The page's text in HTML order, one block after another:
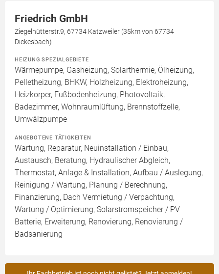
Friedrich GmbH
Ziegelhütterstr.9, 67734 Katzweiler (35km von 67734
Dickesbach)
HEIZUNG SPEZIALGEBIETE
Wärmepumpe, Gasheizung, Solarthermie, Ölheizung,
Pelletheizung, BHKW, Holzheizung, Elektroheizung,
Heizkörper, Fußbodenheizung, Photovoltaik,
Badezimmer, Wohnraumlüftung, Brennstoffzelle,
Umwälzpumpe
ANGEBOTENE TÄTIGKEITEN
Wartung, Reparatur, Neuinstallation / Einbau,
Austausch, Beratung, Hydraulischer Abgleich,
Thermostat, Anlage & Installation, Aufbau / Auslegung,
Reinigung / Wartung, Planung / Berechnung,
Finanzierung, Dach Vermietung / Verpachtung,
Wartung / Optimierung, Solarstromspeicher / PV
Batterie, Erweiterung, Renovierung, Renovierung /
Badsanierung